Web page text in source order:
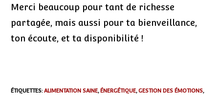
Merci beaucoup pour tant de richesse
partagée, mais aussi pour ta bienveillance,
ton écoute, et ta disponibilité !
ÉTIQUETTES:ALIMENTATION SAINE, ÉNERGÉTIQUE, GESTION DES ÉMOTIONS,